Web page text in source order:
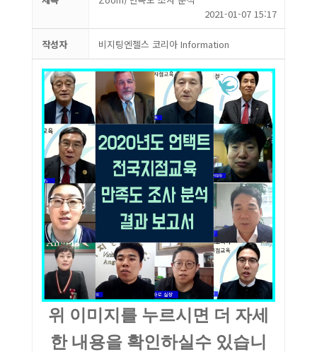
2021-01-07 15:17
작성자 비지팅엔젤스 코리아 Information
위 이미지를 누르시면 더 자세
한 내용을 확인하실수 있습니